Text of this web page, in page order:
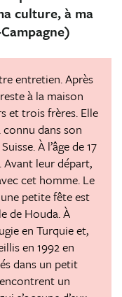
culture, à ma
entretien. Après
à la maison
et trois frères. Elle
connu dans son
À l’âge de 17
Avant leur départ,
cet homme. Le
petite fête est
de Houda. À
en Turquie et,
en 1992 en
dans un petit
un